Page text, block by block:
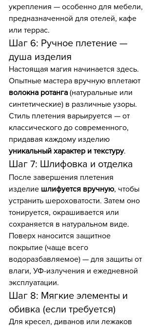
укрепления — особенно для мебели,
предназначенной для отелей, кафе
или террас.
Шаг 6: Ручное плетение —
душа изделия
Настоящая магия начинается здесь.
Опытные мастера вручную вплетают
волокна ротанга (натуральные или
синтетические) в различные узоры.
Стиль плетения варьируется — от
классического до современного,
придавая каждому изделию
уникальный характер и текстуру.
Шаг 7: Шлифовка и отделка
После завершения плетения
изделие шлифуется вручную, чтобы
устранить шероховатости. Затем оно
тонируется, окрашивается или
сохраняется в натуральном виде.
Поверх наносится защитное
покрытие (чаще всего
водоразбавляемое) — для защиты от
влаги, УФ-излучения и ежедневной
эксплуатации.
Шаг 8: Мягкие элементы и
обивка (если требуется)
Для кресел, диванов или лежаков